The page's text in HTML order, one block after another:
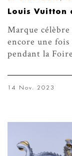
Louis Vuitton
Marque
encore une
pendant la
14 Nov. 2023